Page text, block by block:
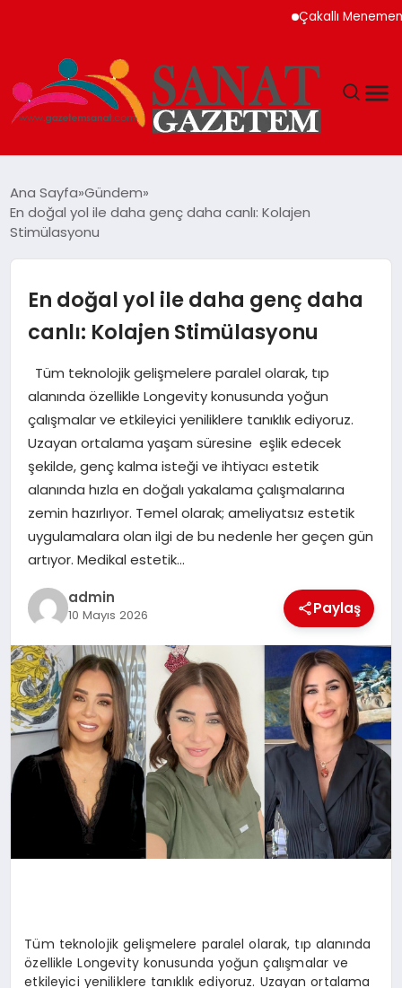
Çakallı Menemeni
TEKNOLOJI
YAŞAM
EKONOMI
SAĞLIK
DÜNYA
EĞITIM
Ana Sayfa Gündem
En doğal yol ile daha genç daha canlı: Kolajen
Stimülasyonu
En doğal yol ile daha genç daha
canlı: Kolajen Stimülasyonu
Tüm teknolojik gelişmelere paralel olarak, tıp
alanında özellikle Longevity konusunda yoğun
çalışmalar ve etkileyici yeniliklere tanıklık ediyoruz.
Uzayan ortalama yaşam süresine eşlik edecek
şekilde, genç kalma isteği ve ihtiyacı estetik
alanında hızla en doğalı yakalama çalışmalarına
zemin hazırlıyor. Temel olarak; ameliyatsız estetik
uygulamalara olan ilgi de bu nedenle her geçen gün
artıyor. Medikal estetik…
admin
10 Mayıs 2026 Paylaş
Tüm teknolojik gelişmelere paralel olarak, tıp alanında
özellikle Longevity konusunda yoğun çalışmalar ve
etkileyici yeniliklere tanıklık ediyoruz. Uzayan ortalama